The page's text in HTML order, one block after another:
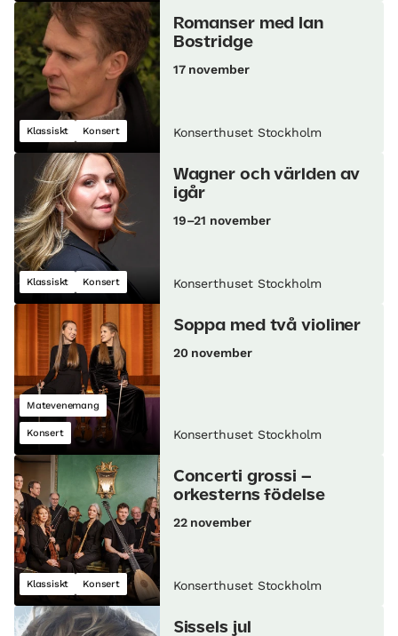
Klassiskt Konsert
Romanser med Ian
Bostridge
17 november
Konserthuset Stockholm
Klassiskt Konsert
Wagner och världen av
igår
19–21 november
Konserthuset Stockholm
Matevenemang
Konsert
Soppa med två violiner
20 november
Konserthuset Stockholm
Klassiskt Konsert
Concerti grossi –
orkesterns födelse
22 november
Konserthuset Stockholm
Sissels jul